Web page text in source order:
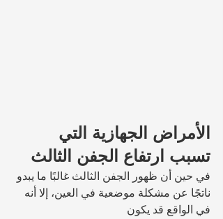
الأمراض الجهازية التي
تسبب ارتفاع الجفن الثالث
في حين أن ظهور الجفن الثالث غالبًا ما يبدو
ناتجًا عن مشكلة موضعية في العين، إلا أنه
في الواقع قد يكون